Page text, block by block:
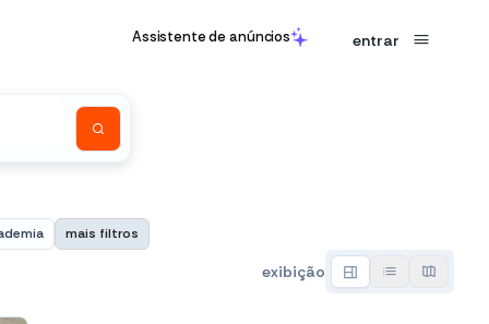
Assistente de anúncios entrar
mais filtros
exibição